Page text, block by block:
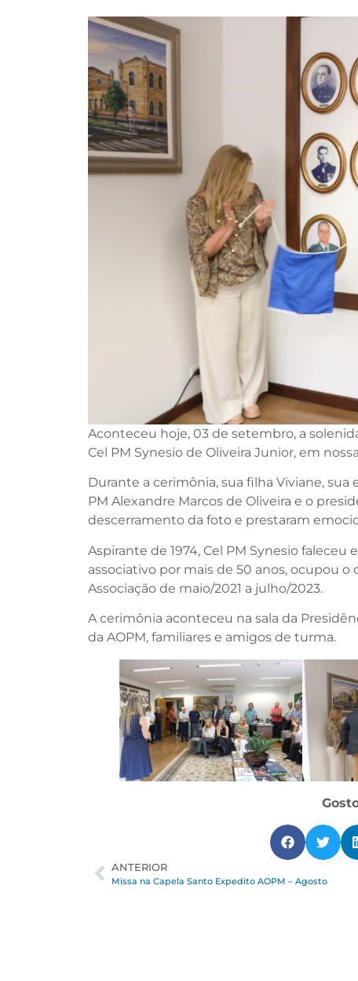
Aconteceu hoje, 03 de setembro, a
Cel PM Synesio de Oliveira Junior, em
Durante a cerimônia, sua filha Viviane, sua
PM Alexandre Marcos de Oliveira e o
descerramento da foto e prestaram
Aspirante de 1974, Cel PM Synesio
associativo por mais de 50 anos, ocupou
Associação de maio/2021 a julho/2023.
A cerimônia aconteceu na sala da
da AOPM, familiares e amigos de turma.
ANTERIOR
Missa na Capela Santo Expedito AOPM – Agosto